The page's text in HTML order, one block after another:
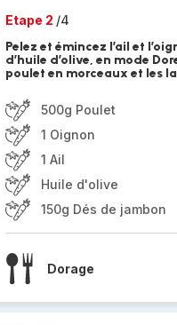
Etape 2 /4
Pelez et émincez l’ail et
d’huile d’olive, en mode
poulet en morceaux et les
500g Poulet
1 Oignon
1 Ail
Huile d'olive
150g Dés de jambon
Dorage